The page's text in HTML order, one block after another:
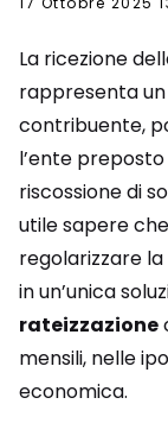
La ricezione
rappresenta
contribuente,
l’ente
riscossione di
utile sapere
regolarizzare
in un’unica
rateizzazione
mensili, nelle
economica.